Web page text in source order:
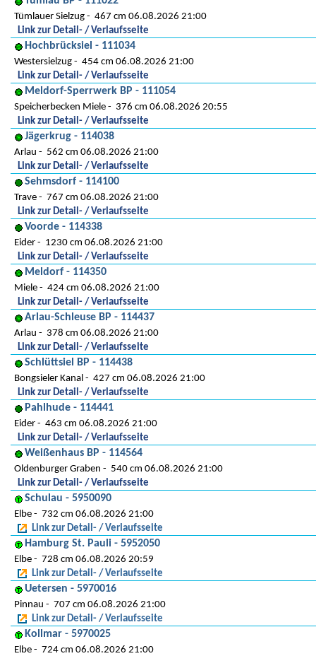
Tümlauer Sielzug
467 cm 06.08.2026 21:00
Link zur Detail- / Verlaufsseite
Hochbrücksiel - 111034
Westersielzug
454 cm 06.08.2026 21:00
Link zur Detail- / Verlaufsseite
Meldorf-Sperrwerk BP - 111054
Speicherbecken Miele
376 cm 06.08.2026 20:55
Link zur Detail- / Verlaufsseite
Jägerkrug - 114038
Arlau
562 cm 06.08.2026 21:00
Link zur Detail- / Verlaufsseite
Sehmsdorf - 114100
Trave
767 cm 06.08.2026 21:00
Link zur Detail- / Verlaufsseite
Voorde - 114338
Eider
1230 cm 06.08.2026 21:00
Link zur Detail- / Verlaufsseite
Meldorf - 114350
Miele
424 cm 06.08.2026 21:00
Link zur Detail- / Verlaufsseite
Arlau-Schleuse BP - 114437
Arlau
378 cm 06.08.2026 21:00
Link zur Detail- / Verlaufsseite
Schlüttsiel BP - 114438
Bongsieler Kanal
427 cm 06.08.2026 21:00
Link zur Detail- / Verlaufsseite
Pahlhude - 114441
Eider
463 cm 06.08.2026 21:00
Link zur Detail- / Verlaufsseite
Weißenhaus BP - 114564
Oldenburger Graben
540 cm 06.08.2026 21:00
Link zur Detail- / Verlaufsseite
Schulau - 5950090
Elbe
732 cm 06.08.2026 21:00
Link zur Detail- / Verlaufsseite
Hamburg St. Pauli - 5952050
Elbe
728 cm 06.08.2026 20:59
Link zur Detail- / Verlaufsseite
Uetersen - 5970016
Pinnau
707 cm 06.08.2026 21:00
Link zur Detail- / Verlaufsseite
Kollmar - 5970025
Elbe
724 cm 06.08.2026 21:00